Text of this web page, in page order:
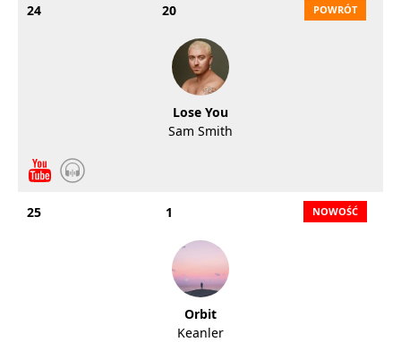
24 20
Lose You
Sam Smith
25 1
Orbit
Keanler